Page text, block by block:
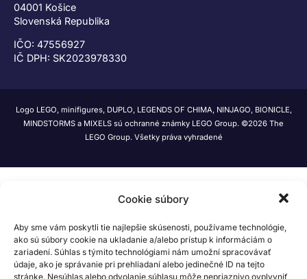
Cookie súbory
Aby sme vám poskytli tie najlepšie skúsenosti, používame technológie,
ako sú súbory cookie na ukladanie a/alebo prístup k informáciám o
zariadení. Súhlas s týmito technológiami nám umožní spracovávať
údaje, ako je správanie pri prehliadaní alebo jedinečné ID na tejto
stránke. Nesúhlas alebo odvolanie súhlasu môže nepriaznivo ovplyvniť
04001 Košice
Slovenská Republika
IČO: 47556927
IČ DPH: SK2023978330
Logo LEGO, minifigures, DUPLO, LEGENDS OF CHIMA, NINJAGO, BIONICLE,
MINDSTORMS a MIXELS sú ochranné známky LEGO Group. ©2026 The
LEGO Group. Všetky práva vyhradené